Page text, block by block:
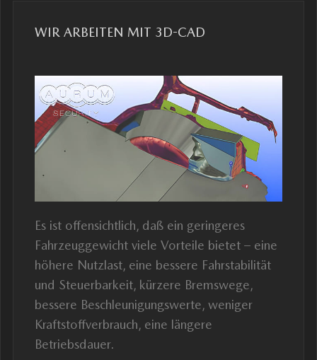
WIR ARBEITEN MIT 3D-CAD
Es ist offensichtlich, daß ein geringeres
Fahrzeuggewicht viele Vorteile bietet – eine
höhere Nutzlast, eine bessere Fahrstabilität
und Steuerbarkeit, kürzere Bremswege,
bessere Beschleunigungswerte, weniger
Kraftstoffverbrauch, eine längere
Betriebsdauer.